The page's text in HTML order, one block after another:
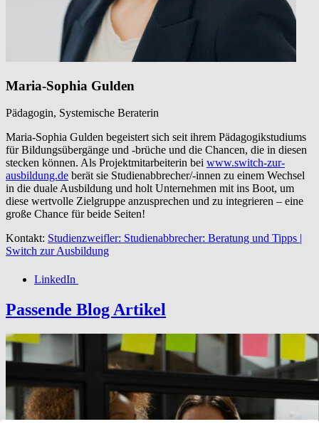
Maria-Sophia Gulden
Pädagogin, Systemische Beraterin
Maria-Sophia Gulden begeistert sich seit ihrem Pädagogikstudiums
für Bildungsübergänge und -brüche und die Chancen, die in diesen
stecken können. Als Projektmitarbeiterin bei www.switch-zur-
ausbildung.de berät sie Studienabbrecher/-innen zu einem Wechsel
in die duale Ausbildung und holt Unternehmen mit ins Boot, um
diese wertvolle Zielgruppe anzusprechen und zu integrieren – eine
große Chance für beide Seiten!
Kontakt: Studienzweifler: Studienabbrecher: Beratung und Tipps |
Switch zur Ausbildung
LinkedIn
Passende Blog Artikel